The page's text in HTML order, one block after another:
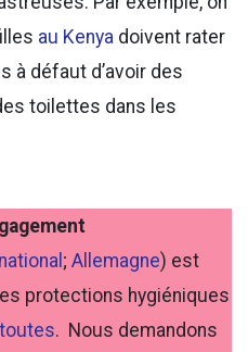
au Kenya doivent rater
à défaut d’avoir des
toilettes dans les
; Allemagne) est
protections hygiéniques
. Nous demandons